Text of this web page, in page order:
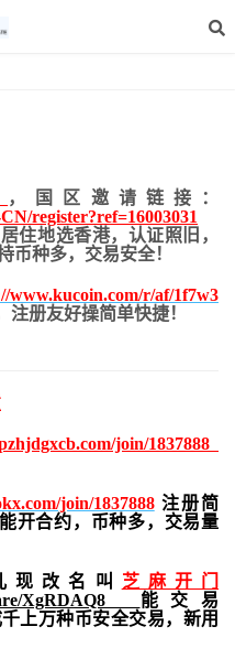
，国区邀请链接：
register?ref=16003031
住地选香港，认证照旧，
币种多，交易安全！
www.kucoin.com/r/af/1f7w3
册友好操简单快捷！
join/1837888
join/1837888注册简
开合约， 币种多，交易量
现改名叫 芝麻开门
XgRDAQ8 能交易
上万种币安全交易，新用